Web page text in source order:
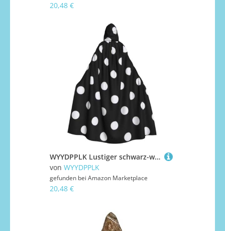
20,48 €
WYYDPPLK Lustiger schwarz-weißer Kapuzenumhang mit großem Punktemuster für Erwachsene – Unisex, Halloween, Weihnachten, Cosplay, Umhang
von WYYDPPLK
gefunden bei Amazon Marketplace
20,48 €